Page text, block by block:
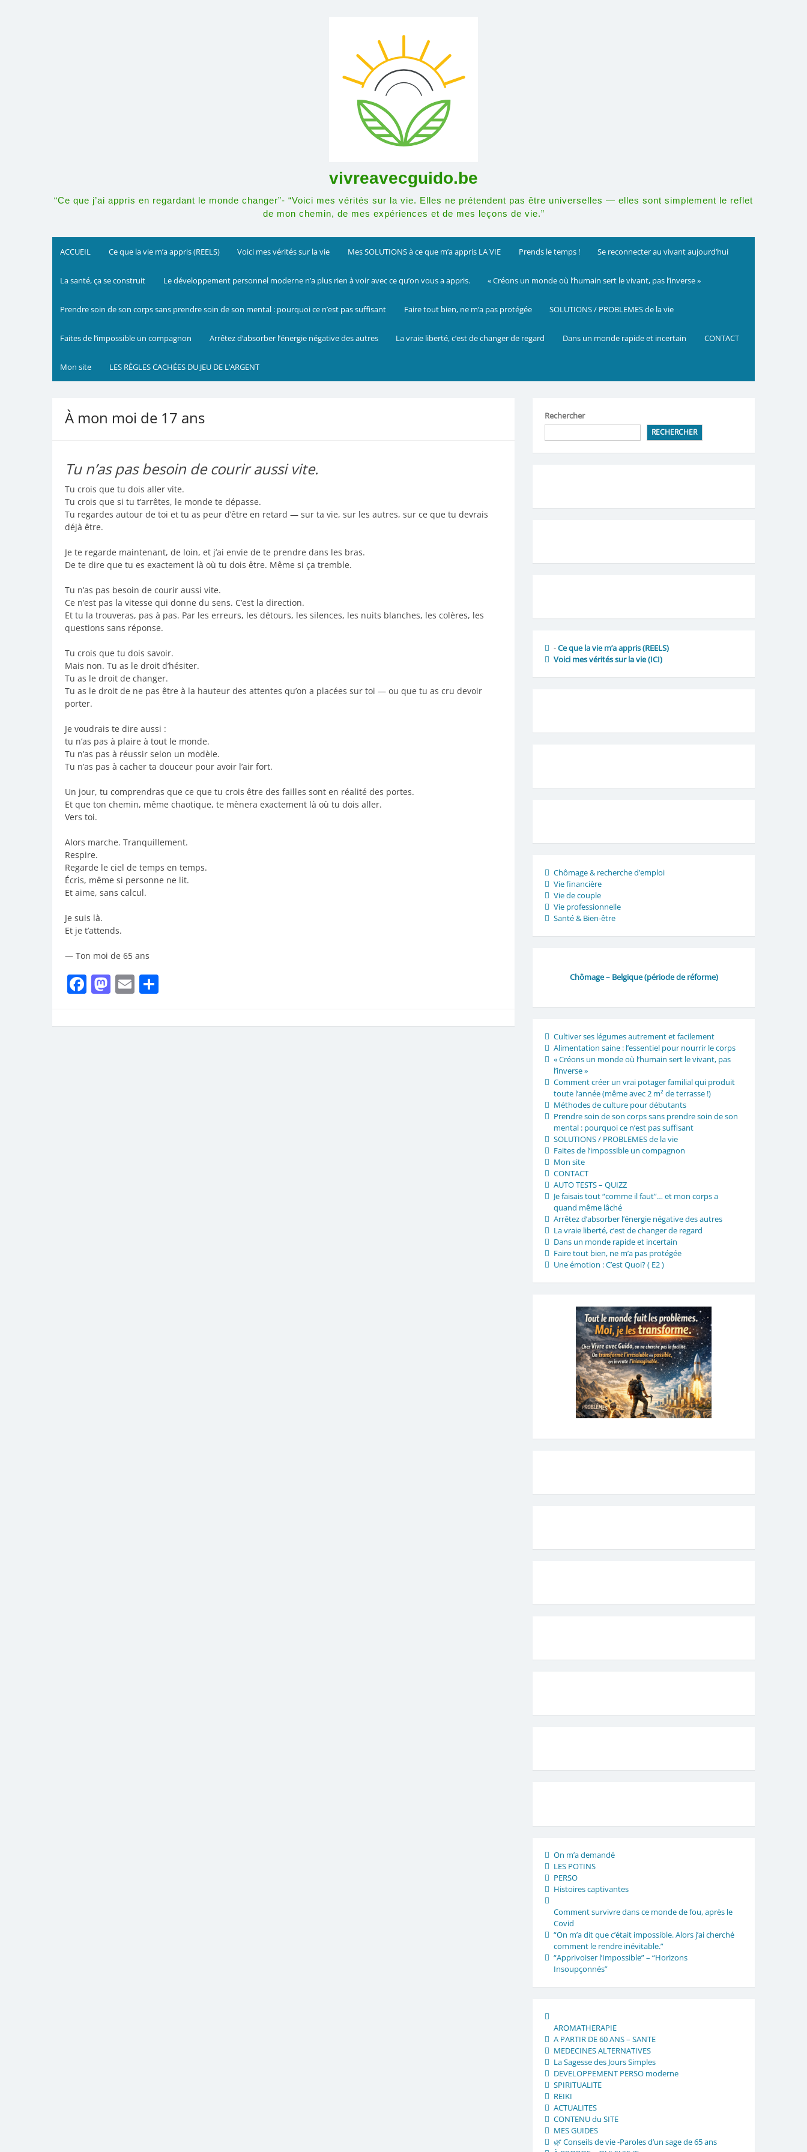
vivreavecguido.be
“Ce que j’ai appris en regardant le monde changer”- “Voici mes vérités sur la vie. Elles ne prétendent pas être universelles — elles sont simplement le reflet
de mon chemin, de mes expériences et de mes leçons de vie.”
ACCUEIL Ce que la vie m’a appris (REELS) Voici mes vérités sur la vie Mes SOLUTIONS à ce que m’a appris LA VIE Prends le temps ! Se reconnecter au vivant aujourd’hui
La santé, ça se construit Le développement personnel moderne n’a plus rien à voir avec ce qu’on vous a appris. « Créons un monde où l’humain sert le vivant, pas l’inverse »
Prendre soin de son corps sans prendre soin de son mental : pourquoi ce n’est pas suffisant Faire tout bien, ne m’a pas protégée SOLUTIONS / PROBLEMES de la vie
Faites de l’impossible un compagnon Arrêtez d’absorber l’énergie négative des autres La vraie liberté, c’est de changer de regard Dans un monde rapide et incertain CONTACT
Mon site LES RÈGLES CACHÉES DU JEU DE L’ARGENT
À mon moi de 17 ans
Tu n’as pas besoin de courir aussi vite.
Tu crois que tu dois aller vite.
Tu crois que si tu t’arrêtes, le monde te dépasse.
Tu regardes autour de toi et tu as peur d’être en retard — sur ta vie, sur les autres, sur ce que tu devrais
déjà être.
Je te regarde maintenant, de loin, et j’ai envie de te prendre dans les bras.
De te dire que tu es exactement là où tu dois être. Même si ça tremble.
Tu n’as pas besoin de courir aussi vite.
Ce n’est pas la vitesse qui donne du sens. C’est la direction.
Et tu la trouveras, pas à pas. Par les erreurs, les détours, les silences, les nuits blanches, les colères, les
questions sans réponse.
Tu crois que tu dois savoir.
Mais non. Tu as le droit d’hésiter.
Tu as le droit de changer.
Tu as le droit de ne pas être à la hauteur des attentes qu’on a placées sur toi — ou que tu as cru devoir
porter.
Je voudrais te dire aussi :
tu n’as pas à plaire à tout le monde.
Tu n’as pas à réussir selon un modèle.
Tu n’as pas à cacher ta douceur pour avoir l’air fort.
Un jour, tu comprendras que ce que tu crois être des failles sont en réalité des portes.
Et que ton chemin, même chaotique, te mènera exactement là où tu dois aller.
Vers toi.
Alors marche. Tranquillement.
Respire.
Regarde le ciel de temps en temps.
Écris, même si personne ne lit.
Et aime, sans calcul.
Je suis là.
Et je t’attends.
— Ton moi de 65 ans
Facebook
Mastodon
Email
Rechercher
RECHERCHER
-Ce que la vie m’a appris (REELS)
Voici mes vérités sur la vie(ICI)
Chômage & recherche d’emploi
Vie financière
Vie de couple
Vie professionnelle
Santé & Bien-être
Chômage – Belgique (période de réforme)
Cultiver ses légumes autrement et facilement
Alimentation saine : l’essentiel pour nourrir le corps
« Créons un monde où l’humain sert le vivant, pas
l’inverse »
Comment créer un vrai potager familial qui produit
toute l’année (même avec 2 m² de terrasse !)
Méthodes de culture pour débutants
Prendre soin de son corps sans prendre soin de son
mental : pourquoi ce n’est pas suffisant
SOLUTIONS / PROBLEMES de la vie
Faites de l’impossible un compagnon
Mon site
CONTACT
AUTO TESTS – QUIZZ
Je faisais tout “comme il faut”… et mon corps a
quand même lâché
Arrêtez d’absorber l’énergie négative des autres
La vraie liberté, c’est de changer de regard
Dans un monde rapide et incertain
Faire tout bien, ne m’a pas protégée
Une émotion : C’est Quoi? ( E2 )
On m’a demandé
LES POTINS
PERSO
Histoires captivantes
Comment survivre dans ce monde de fou, après le
Covid
“On m’a dit que c’était impossible. Alors j’ai cherché
comment le rendre inévitable.”
“Apprivoiser l’Impossible” – “Horizons
Insoupçonnés”
AROMATHERAPIE
A PARTIR DE 60 ANS – SANTE
MEDECINES ALTERNATIVES
La Sagesse des Jours Simples
DEVELOPPEMENT PERSO moderne
SPIRITUALITE
REIKI
ACTUALITES
CONTENU du SITE
MES GUIDES
🌿 Conseils de vie -Paroles d’un sage de 65 ans